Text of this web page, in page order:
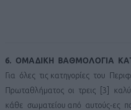
6. ΟΜΑΔΙΚΗ ΒΑΘΜΟΛΟΓΙΑ
Για όλες τις κατηγορίες του
Πρωταθλήματος οι τρεις [3]
κάθε σωματείου από αυτούς-ες